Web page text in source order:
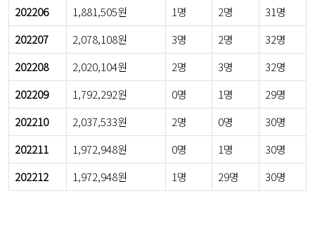
202206
1,881,505원 1명 2명
31명
202207
2,078,108원 3명 2명
32명
202208
2,020,104원 2명 3명
32명
202209
1,792,292원 0명 1명
29명
202210
2,037,533원 2명 0명
30명
202211
1,972,948원 0명 1명
30명
202212
1,972,948원 1명 29명 30명